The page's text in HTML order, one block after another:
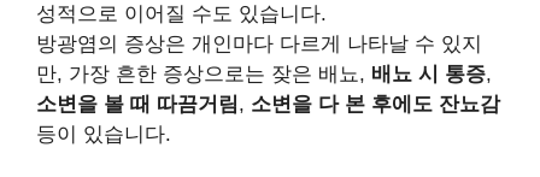
성적으로 이어질 수도 있습니다.
방광염의 증상은 개인마다 다르게 나타날 수 있지
만, 가장 흔한 증상으로는 잦은 배뇨, 배뇨 시 통증,
소변을 볼 때 따끔거림, 소변을 다 본 후에도 잔뇨감
등이 있습니다.